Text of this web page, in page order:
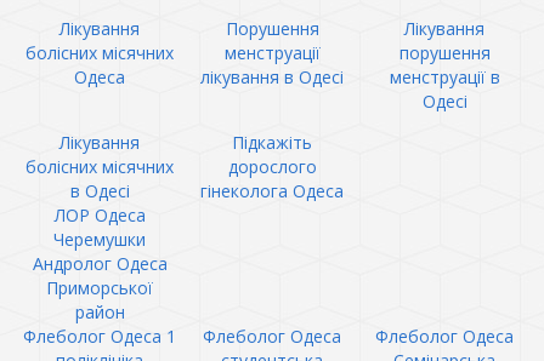
Лікування
болісних місячних
Одеса
Порушення
менструації
лікування в Одесі
Лікування
порушення
менструації в
Одесі
Лікування
болісних місячних
в Одесі
Підкажіть
дорослого
гінеколога Одеса
ЛОР Одеса
Черемушки
Андролог Одеса
Приморської
район
Флеболог Одеса 1
Флеболог Одеса
Флеболог Одеса